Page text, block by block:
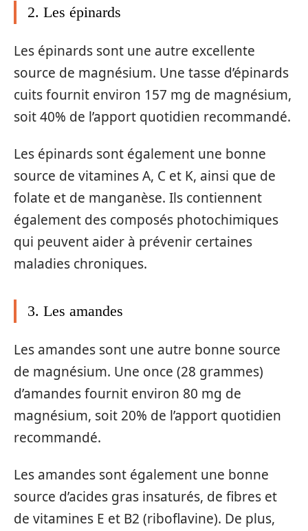
2. Les épinards
Les épinards sont une autre excellente
source de magnésium. Une tasse d’épinards
cuits fournit environ 157 mg de magnésium,
soit 40% de l’apport quotidien recommandé.
Les épinards sont également une bonne
source de vitamines A, C et K, ainsi que de
folate et de manganèse. Ils contiennent
également des composés photochimiques
qui peuvent aider à prévenir certaines
maladies chroniques.
3. Les amandes
Les amandes sont une autre bonne source
de magnésium. Une once (28 grammes)
d’amandes fournit environ 80 mg de
magnésium, soit 20% de l’apport quotidien
recommandé.
Les amandes sont également une bonne
source d’acides gras insaturés, de fibres et
de vitamines E et B2 (riboflavine). De plus,